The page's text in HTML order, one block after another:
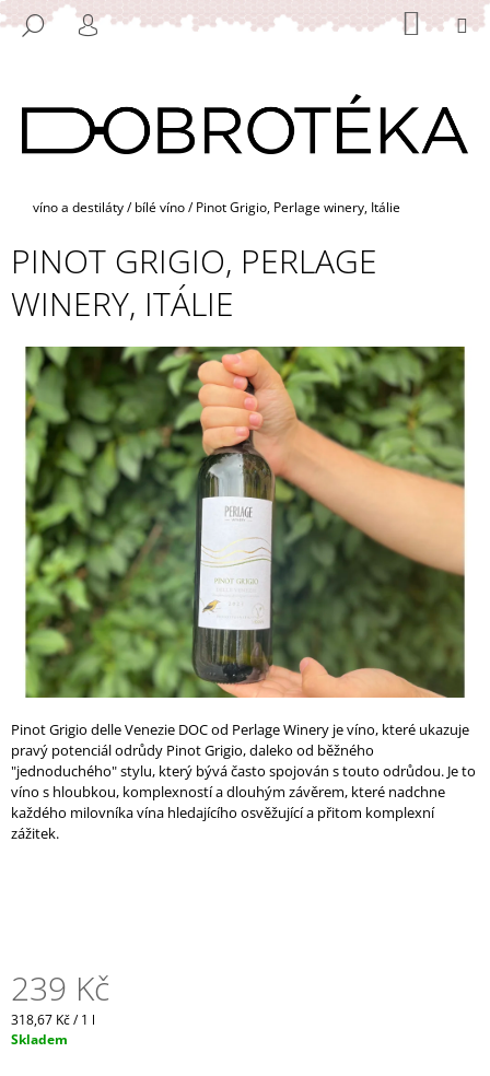
Přejít
na
HLEDAT
PŘIHLÁŠENÍ KOŠÍK
Domů
víno a destiláty/ bílé víno/ Pinot Grigio, Perlage winery, Itálie
PINOT GRIGIO, PERLAGE
WINERY, ITÁLIE
Pinot Grigio delle Venezie DOC od Perlage Winery je víno, které ukazuje
pravý potenciál odrůdy Pinot Grigio, daleko od běžného
"jednoduchého" stylu, který bývá často spojován s touto odrůdou. Je to
víno s hloubkou, komplexností a dlouhým závěrem, které nadchne
každého milovníka vína hledajícího osvěžující a přitom komplexní
zážitek.
239 Kč
Měrná
cena:
318,67 Kč / 1 l
Skladem
K
C
O
O
Ř
E
B
U
J
E
T
E
N
A
J
Í
T
?
HLEDAT
D
U
J
E
M